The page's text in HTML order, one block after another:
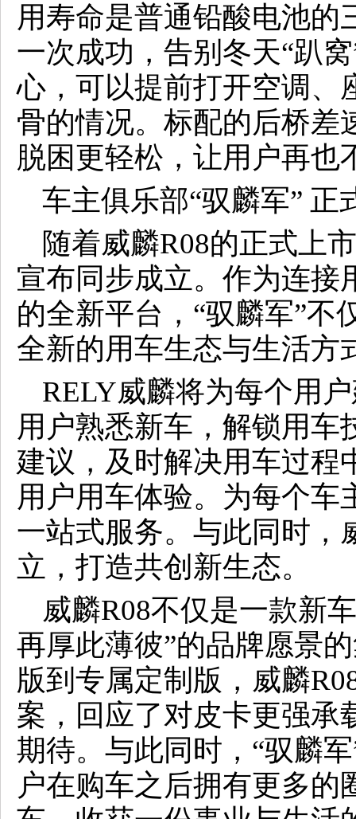
用寿命是普通铅酸电池
一次成功，告别冬天“趴
心，可以提前打开空调、
骨的情况。标配的后桥差
脱困更轻松，让用户再也
车主俱乐部“驭麟军” 正
随着威麟R08的正式上
宣布同步成立。作为连接
的全新平台，“驭麟军”不
全新的用车生态与生活方
RELY威麟将为每个用
用户熟悉新车，解锁用车
建议，及时解决用车过程
用户用车体验。为每个车
一站式服务。与此同时，
立，打造共创新生态。
威麟R08不仅是一款新
再厚此薄彼”的品牌愿景
版到专属定制版，威麟
案，回应了对皮卡更强承
期待。与此同时，“驭麟
户在购车之后拥有更多的